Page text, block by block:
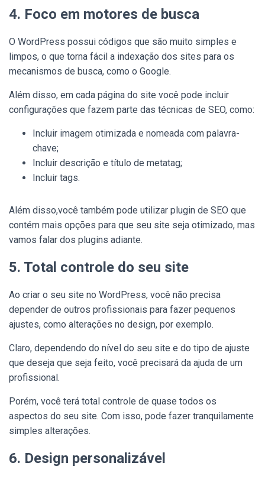
4. Foco em motores de busca
O WordPress possui códigos que são muito simples e
limpos, o que torna fácil a indexação dos sites para os
mecanismos de busca, como o Google.
Além disso, em cada página do site você pode incluir
configurações que fazem parte das técnicas de SEO, como:
Incluir imagem otimizada e nomeada com palavra-
chave;
Incluir descrição e título de metatag;
Incluir tags.
Além disso,você também pode utilizar plugin de SEO que
contém mais opções para que seu site seja otimizado, mas
vamos falar dos plugins adiante.
5. Total controle do seu site
Ao criar o seu site no WordPress, você não precisa
depender de outros profissionais para fazer pequenos
ajustes, como alterações no design, por exemplo.
Claro, dependendo do nível do seu site e do tipo de ajuste
que deseja que seja feito, você precisará da ajuda de um
profissional.
Porém, você terá total controle de quase todos os
aspectos do seu site. Com isso, pode fazer tranquilamente
simples alterações.
6. Design personalizável